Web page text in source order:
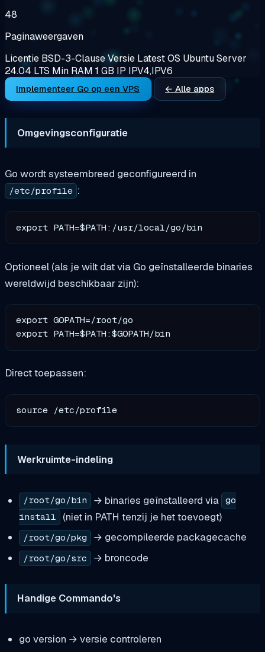
48
Paginaweergaven
Licentie BSD-3-ClauseVersie LatestOS Ubuntu Server
24.04 LTS Min RAM 1 GB IP IPV4,IPV6
Implementeer Go op een VPS ← Alle apps
Omgevingsconfiguratie
Go wordt systeembreed geconfigureerd in
/etc/profile :
Optioneel (als je wilt dat via Go geïnstalleerde binaries
wereldwijd beschikbaar zijn):
export GOPATH=/root/go
Direct toepassen:
Werkruimte-indeling
/root/go/bin → binaries geïnstalleerd via go
install
(niet in PATH tenzij je het toevoegt)
/root/go/pkg → gecompileerde packagecache
/root/go/src → broncode
Handige Commando's
go version → versie controleren